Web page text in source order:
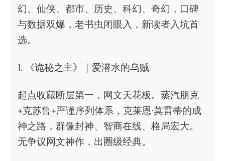
幻、仙侠、都市、历史、科幻、奇幻，口碑
与数据双爆，老书虫闭眼入，新读者入坑首
选。
1. 《诡秘之主》｜爱潜水的乌贼
起点收藏断层第一，网文天花板。蒸汽朋克
+克苏鲁+严谨序列体系，克莱恩·莫雷蒂的成
神之路，群像封神、智商在线、格局宏大。
无争议网文神作，出圈级经典。